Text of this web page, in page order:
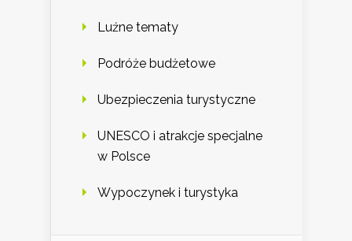
Luźne tematy
Podróże budżetowe
Ubezpieczenia turystyczne
UNESCO i atrakcje specjalne
w Polsce
Wypoczynek i turystyka